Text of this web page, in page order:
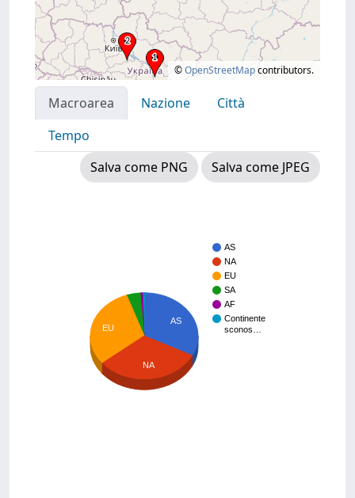
©OpenStreetMapcontributors.
Macroarea Nazione
Città
Tempo
Salva come PNG
Salva come JPEG
AS
NA
EU
SA
AF
Continente
sconos…
AS
EU
NA